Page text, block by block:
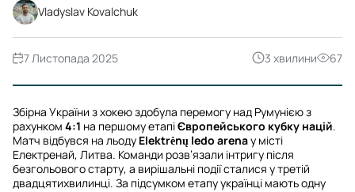
Vladyslav Kovalchuk
3 хвилини 67
7 Листопада 2025
Збірна України з хокею здобула перемогу над Румунією з
рахунком 4:1 на першому етапіЄвропейського кубку націй.
Матч відбувся на льоду Elektrėnų ledo arenaу місті
Електренай, Литва. Команди розв’язали інтригу після
безгольового старту, а вирішальні події сталися у третій
двадцятихвилинці. За підсумком етапу українці мають одну